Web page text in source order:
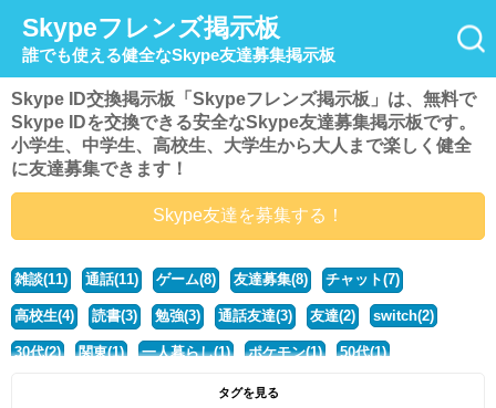
Skypeフレンズ掲示板
誰でも使える健全なSkype友達募集掲示板
Skype ID交換掲示板「Skypeフレンズ掲示板」は、無料で
Skype IDを交換できる安全なSkype友達募集掲示板です。
小学生、中学生、高校生、大学生から大人まで楽しく健全
に友達募集できます！
Skype友達を募集する！
雑談(11) 通話(11) ゲーム(8) 友達募集(8) チャット(7)
高校生(4) 読書(3) 勉強(3) 通話友達(3) 友達(2) switch(2)
30代(2) 関東(1) 一人暮らし(1) ポケモン(1) 50代(1)
中学生(1) ポケモンsv(1)
タグを見る